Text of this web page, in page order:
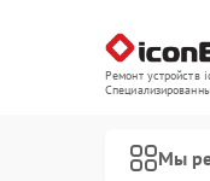
Ремонт устройств
Мы